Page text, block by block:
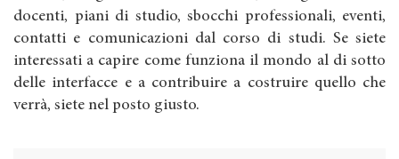
docenti, piani di studio, sbocchi professionali, eventi,
contatti e comunicazioni dal corso di studi. Se siete
interessati a capire come funziona il mondo al di sotto
delle interfacce e a contribuire a costruire quello che
verrà, siete nel posto giusto.